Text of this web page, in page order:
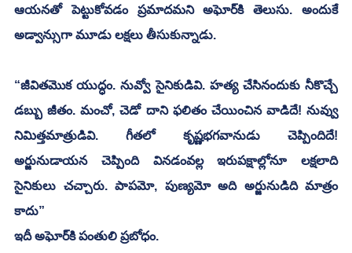
ఆయనతో పెట్టుకోవడం ప్రమాదమని అఘోర్‌కి తెలుసు. అందుకే
అడ్వాన్సుగా మూడు లక్షలు తీసుకున్నాడు.
“జీవితమొక యుద్ధం. నువ్వో సైనికుడివి. హత్య చేసినందుకు నీకొచ్చే
డబ్బు జీతం. మంచో, చెడో దాని ఫలితం చేయించిన వాడిదే! నువ్వు
నిమిత్తమాత్రుడివి. గీతలో కృష్ణభగవానుడు చెప్పిందిదే!
అర్జునుడాయన చెప్పింది వినడంవల్ల ఇరుపక్షాల్లోనూ లక్షలాది
సైనికులు చచ్చారు. పాపమో, పుణ్యమో అది అర్జునుడిది మాత్రం
కాదు”
ఇదీ అఘోర్‌కి పంతులి ప్రబోధం.